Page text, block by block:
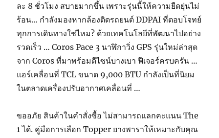
ละ 8 ชั่วโมง สบายมากขึ้น เพราะรุ่นนี้ให้ความยืดยุ่นไม่
ร้อน… กำลังมองหากล้องติดรถยนต์ DDPAI ที่ตอบโจทย์
ทุกการเดินทางใช่ไหม? ด้วยเทคโนโลยีที่พัฒนาไปอย่าง
รวดเร็ว … Coros Pace 3 นาฬิกาวิ่ง GPS รุ่นใหม่ล่าสุด
จาก Coros ที่มาพร้อมดีไซน์บางเบา ฟีเจอร์ครบครัน …
แอร์เคลื่อนที่ TCL ขนาด 9,000 BTU กำลังเป็นที่นิยม
ในตลาดเครื่องปรับอากาศเคลื่อนที่ …
ขออภัย สินค้าในคำสั่งซื้อ ไม่สามารถแลกคะแนน The
1 ได้. คู่มือการเลือก Topper ยางพาราให้เหมาะกับคุณ